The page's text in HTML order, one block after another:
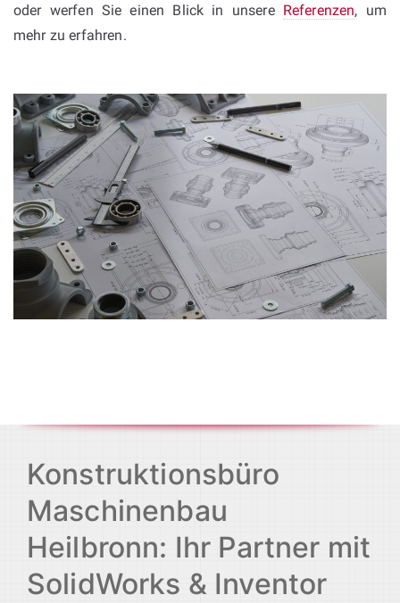
oder werfen Sie einen Blick in unsere Referenzen, um
mehr zu erfahren.
Konstruktionsbüro
Maschinenbau
Heilbronn: Ihr Partner mit
SolidWorks & Inventor